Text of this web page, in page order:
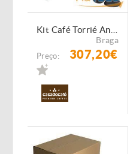
Braga
Preço: 307,20€